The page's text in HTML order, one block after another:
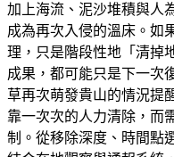
加上海流、泥沙堆積與人
成為再次入侵的溫床。如
理，只是階段性地「清掉
成果，都可能只是下一次
草再次萌發貴山的情況提
靠一次次的人力清除，而
制。從移除深度、時間點